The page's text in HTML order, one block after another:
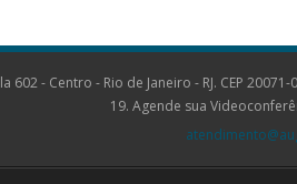
602 - Centro - Rio de Janeiro - RJ. CEP
19. Agende sua